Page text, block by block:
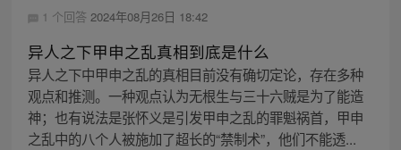
1 个回答 2024年08月26日 18:42
异人之下甲申之乱真相到底是什么
异人之下中甲申之乱的真相目前没有确切定论，存在多种
观点和推测。一种观点认为无根生与三十六贼是为了能造
神；也有说法是张怀义是引发甲申之乱的罪魁祸首，甲申
之乱中的八个人被施加了超长的“禁制术”，他们不能透...